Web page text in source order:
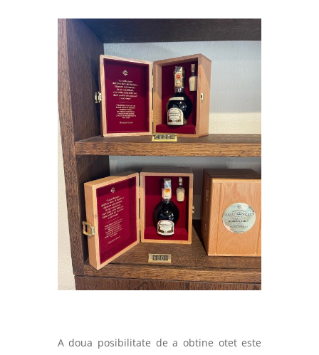
A doua posibilitate de a obtine otet este